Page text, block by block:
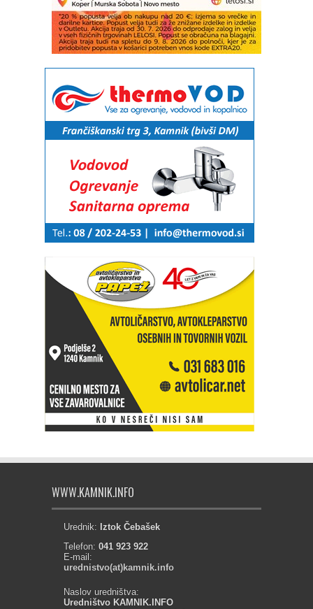
WWW.KAMNIK.INFO
Urednik: Iztok Čebašek
Telefon: 041 923 922
E-mail:
urednistvo(at)kamnik.info
Naslov uredništva:
Uredništvo KAMNIK.INFO